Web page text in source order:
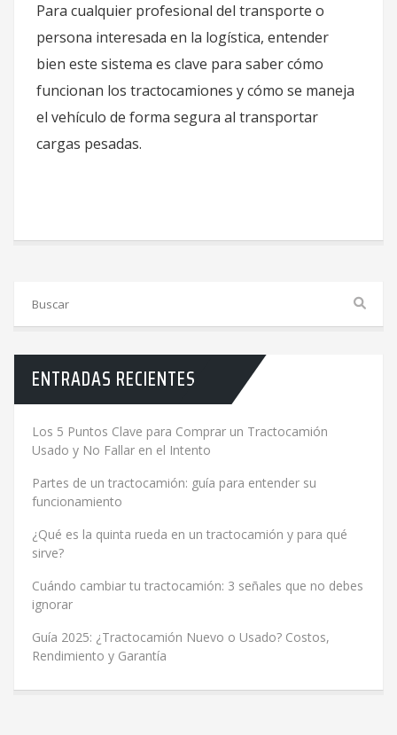
Para cualquier profesional del transporte o
persona interesada en la logística, entender
bien este sistema es clave para saber cómo
funcionan los tractocamiones y cómo se maneja
el vehículo de forma segura al transportar
cargas pesadas.
ENTRADAS RECIENTES
Los 5 Puntos Clave para Comprar un Tractocamión
Usado y No Fallar en el Intento
Partes de un tractocamión: guía para entender su
funcionamiento
¿Qué es la quinta rueda en un tractocamión y para qué
sirve?
Cuándo cambiar tu tractocamión: 3 señales que no debes
ignorar
Guía 2025: ¿Tractocamión Nuevo o Usado? Costos,
Rendimiento y Garantía